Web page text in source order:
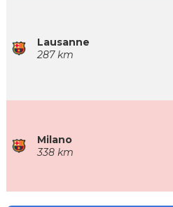
Lausanne
287 km
Milano
338 km